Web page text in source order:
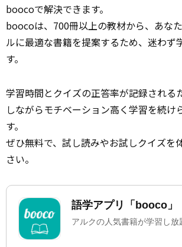
boocoで解決できます。
boocoは、700冊以上の教材から、あな
ルに最適な書籍を提案するため、迷わず
す。
学習時間とクイズの正答率が記録される
しながらモチベーション高く学習を続け
す。
ぜひ無料で、試し読みやお試しクイズを
さい。